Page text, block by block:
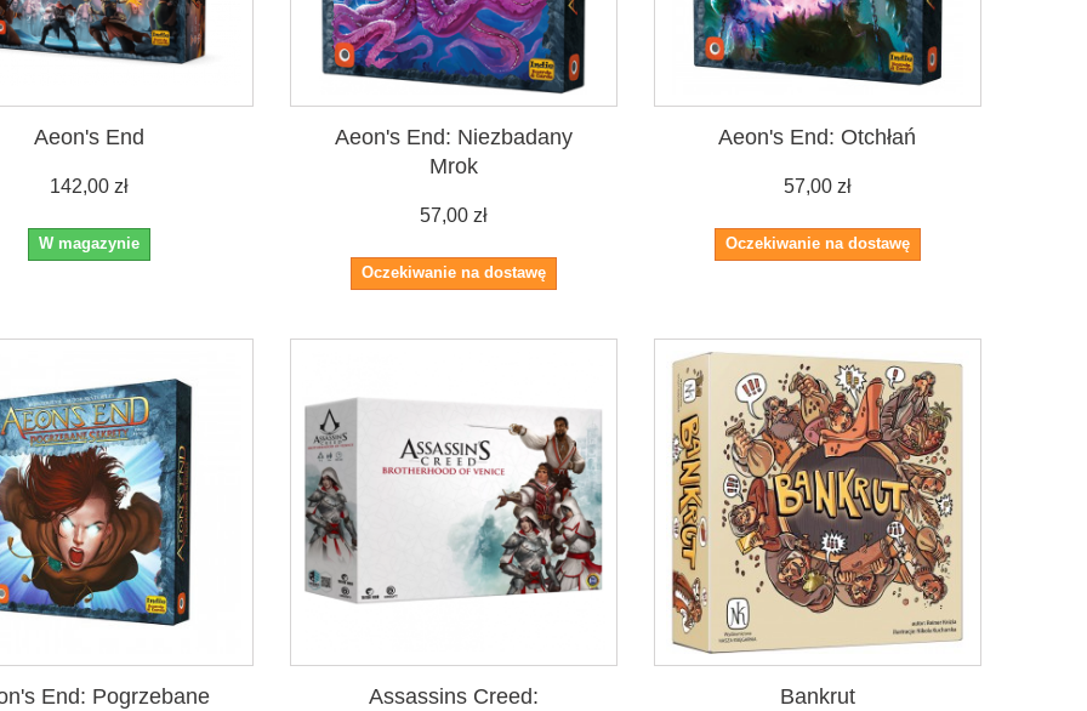
Aeon's End
142,00 zł
W magazynie
Aeon's End: Niezbadany
Mrok
57,00 zł
Oczekiwanie na dostawę
Aeon's End: Otchłań
57,00 zł
Oczekiwanie na dostawę
End: Pogrzebane
Assassins Creed:
Bankrut